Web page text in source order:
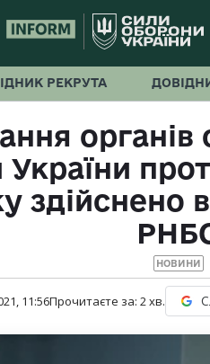
РЕКРУТА
органів
здійснено
НОВИНИ
11:56Прочитаєте за: 2хв.